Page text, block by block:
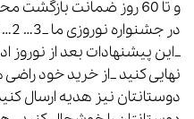
و تا 60 روز ضمانت
_این پیشنهادات بعد از نوروز
نهایی کنید _از خرید خود
دوستانتان نیز هدیه ارسال